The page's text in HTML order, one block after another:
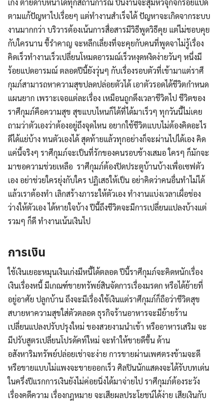
เก่ง ตายดาบหน้าได้ทุกสถานการณ์ ปีนี้งานจะสุมหัวจุกจิกร้อยแปด
ตามแก้ปัญหาไปเรื่อยๆ แต่ทำงานสำเร็จได้ ปัญหาจะเกิดจากระบบ
งานมากกว่า บริวารต้องเน้นการสื่อสารมีวิธีพูดวิธีคุย แต่ไม่ชอบคุย
กับใครนาน ขี้รำคาญ จะหลีกเลี่ยงที่จะคุยกับคนที่พูดจาไม่รู้เรื่อง
คิดเร็วทำงานเร็วเปลี่ยนโหมดอารมณ์เร็วหงุดหงิดง่ายวันๆ หนึ่งมี
ร้อยแปดอารมณ์ ตลอดปีนี้ยังวุ่นๆ กับเรื่องรอบตัวที่เข้ามาแต่ราศี
กุมภ์สามารถหาความสุขปลดปล่อยตัวได้ เอาตัวรอดได้ชีวิตกำหนด
แผนยาก เพราะเจอแต่ละเรื่อง เหมือนถูกดึงเวลาชีวิตไป ชีวิตของ
ราศีกุมภ์คือความสุข สุขแบบไหนก็ได้ที่ได้มาเร็วๆ ทุกวันนี้ไม่เคย
ถามว่าตัวเองว่าต้องอยู่ถึงจุดไหน อยากใช้ชีวิตแบบไม่ต้องคิดอะไร
ดีได้แย่บ้าง ทนตัวเองได้ สุดท้ายแล้วทุกอย่างก็จะผ่านไปได้เอง คิด
แค่นี้จริงๆ ราศีกุมภ์จะเป็นที่รักของคนรอบข้างเสมอ ใครๆ ก็มักจะ
มาขอความช่วยเหลือ ราศีกุมภ์ต้องปิดประตูบ้านบ้างเพื่อเซฟตัว
เอง อย่าช่วยใครยุ่งกับใคร ปฏิเสธให้เป็น อย่าคิดว่าคนอื่นทำไม่ได้
แล้วเราต้องทำ เลิกสร้างภาระให้ตัวเอง ทำงานแบ่งเวลาเผื่อช่อง
ว่างให้ตัวเอง ได้หายใจบ้าง ปีนี้ถึงชีวิตจะมีการเปลี่ยนแปลงบ้างแต่
รวมๆ ก็ดี ทำงานเน้นเงินไป
การเงิน
ใช้เงินเยอะหมุนเงินเก่งมีหนี้ได้ตลอด ปีนี้ราศีกุมภ์จะคิดหนักเรื่อง
เงินเรื่องหนี้ มีเกณฑ์ขายทรัพย์สินจัดการเรื่องมรดก หรือได้ย้ายที่
อยู่อาศัย ปลูกบ้าน ถึงจะมีเรื่องใช้เงินแต่ราศีกุมภ์ก็ถือว่าชีวิตสุข
สบายหาความสุขใส่ตัวตลอด ธุรกิจร้านอาหารจะมีย้ายร้าน
เปลี่ยนแปลงปรับปรุงใหม่ ของสวยงามนำเข้า หรืออาหารเสริม จะ
มีปรับสูตรเปลี่ยนโปรดัคท์ใหม่ จะทำให้ขายดีขึ้น ด้าน
อสังหาริมทรัพย์ปล่อยเช่าจะง่าย การขายผ่านเพศตรงข้ามจะดี
หรือขายแบบไม่แพงจะขายออกเร็ว ศิลปินนักแสดงจะได้รับบทเด่น
ในครึ่งปีแรกการเงินยังไม่ค่อยนิ่งได้มาจ่ายไป ราศีกุมภ์ต้องระวัง
เรื่องคดีความ เรื่องกฎหมาย จะเสียผลประโยชน์ได้ง่าย เสียเงินกับ